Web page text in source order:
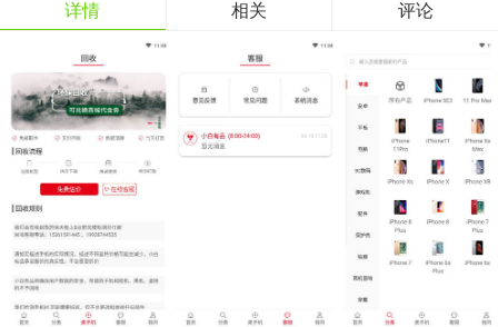
详情 相关 评论